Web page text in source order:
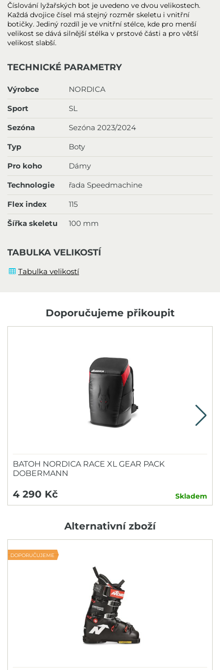
Číslování lyžařských bot je uvedeno ve dvou velikostech.
Každá dvojice čísel má stejný rozměr skeletu i vnitřní
botičky. Jediný rozdíl je ve vnitřní stélce, kde pro menší
velikost se dává silnější stélka v prstové části a pro větší
velikost slabší.
TECHNICKÉ PARAMETRY
Výrobce NORDICA
Sport SL
Sezóna Sezóna 2023/2024
Typ Boty
Pro koho Dámy
Technologie řada Speedmachine
Flex index 115
Šířka skeletu 100 mm
TABULKA VELIKOSTÍ
Tabulka velikostí
Doporučujeme přikoupit
BATOH NORDICA RACE XL GEAR PACK
DOBERMANN
4 290 Kč Skladem
Alternativní zboží
DOPORUČUJEME